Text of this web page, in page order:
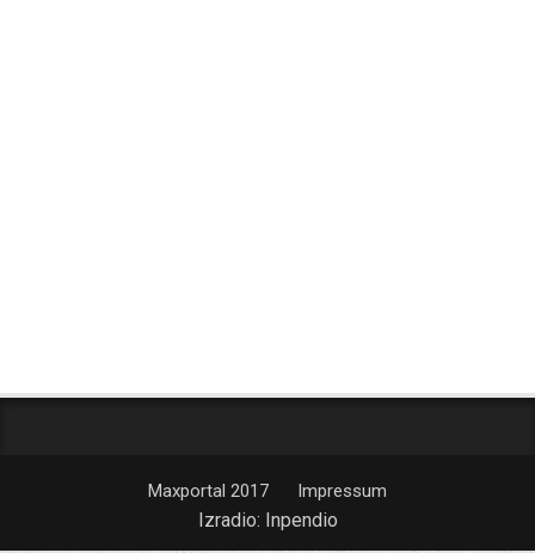
Maxportal 2017 Impressum
Izradio: Inpendio